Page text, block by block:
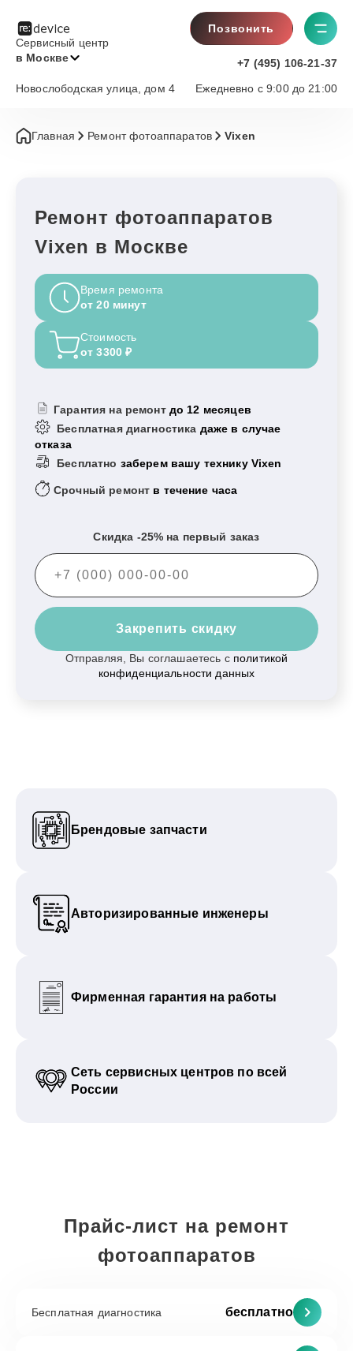
Сервисный центр
в Москве
Позвонить
+7 (495) 106-21-37
Ежедневно с 9:00 до 21:00
Новослободская улица, дом 4
Главная Ремонт фотоаппаратов Vixen
Ремонт фотоаппаратов
Vixen в Москве
Время ремонта
от 20 минут
Стоимость
от 3300 ₽
Гарантия на ремонт до 12 месяцев
Бесплатная диагностика даже в случае
отказа
Бесплатно заберем вашу технику Vixen
Срочный ремонт в течение часа
Скидка -25% на первый заказ
Закрепить скидку
Отправляя, Вы соглашаетесь с политикой
конфиденциальности данных
Брендовые запчасти
Авторизированные инженеры
Фирменная гарантия на работы
Сеть сервисных центров по всей
России
Прайс-лист на ремонт
фотоаппаратов
Бесплатная диагностика бесплатно